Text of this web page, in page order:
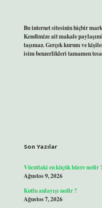
Bu internet sitesinin hiçbir
Kendimize ait makale
taşımaz. Gerçek kurum ve
isim benzerlikleri tamamen
Son Yazılar
Vücuttaki en küçük hücre nedir
Ağustos 9, 2026
Kutlu anlayışı nedir ?
Ağustos 7, 2026